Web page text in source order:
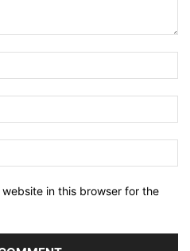
in this browser for the